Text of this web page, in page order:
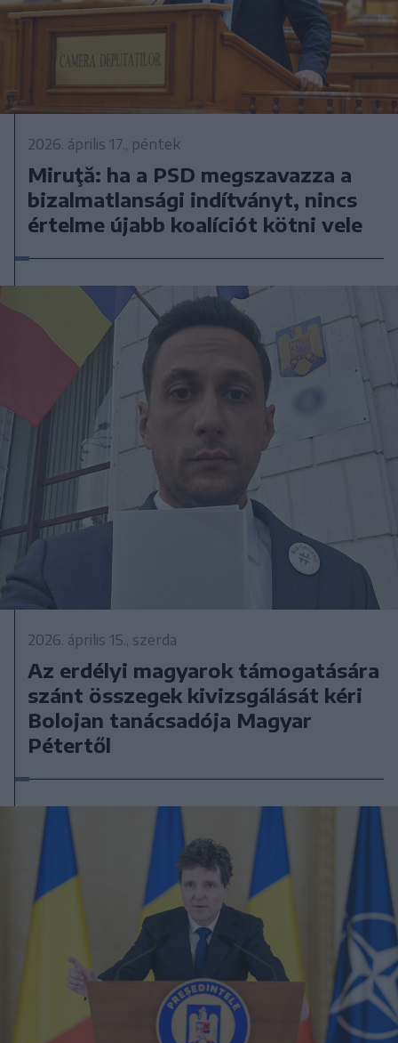
2026. április 17., péntek
Miruţă: ha a PSD megszavazza a
bizalmatlansági indítványt, nincs
értelme újabb koalíciót kötni vele
2026. április 15., szerda
Az erdélyi magyarok támogatására
szánt összegek kivizsgálását kéri
Bolojan tanácsadója Magyar
Pétertől